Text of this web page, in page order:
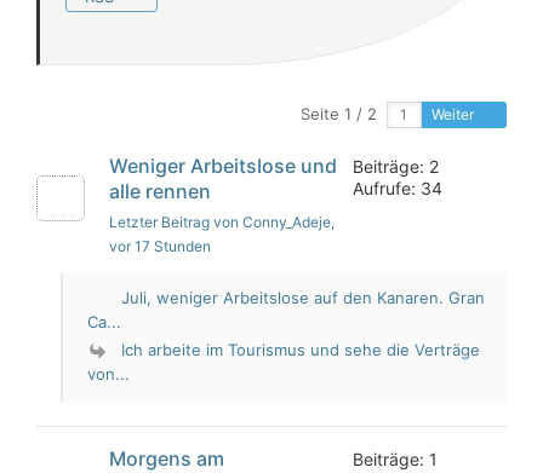
Seite 1 / 2 Weiter
Weniger Arbeitslose und
alle rennen
Letzter Beitrag von Conny_Adeje,
vor 17 Stunden
Beiträge: 2
Aufrufe: 34
Juli, weniger Arbeitslose auf den Kanaren. Gran
Ca...
Ich arbeite im Tourismus und sehe die Verträge
von...
Morgens am
Beiträge: 1